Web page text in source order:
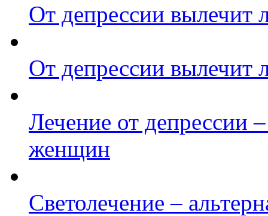
От депрессии вылечит
От депрессии вылечит
Лечение от депрессии
женщин
Светолечение –